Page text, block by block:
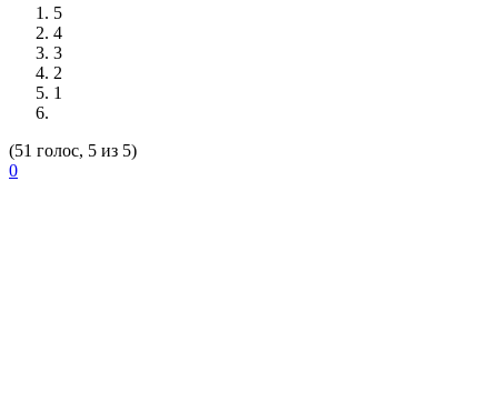
5
4
3
2
1
(51 голос, 5 из 5)
0